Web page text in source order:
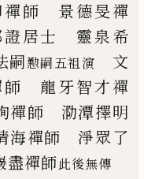
師 景德旻禪
居士 靈泉希
嗣懃嗣五祖演
文
龍牙智才禪
禪師 泐潭擇明
禪師 淨眾了
禪師此後無傳